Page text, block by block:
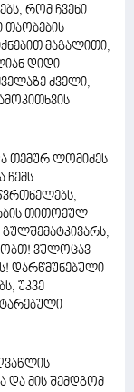
რომ ჩვენი
მაგალითი,
დიდი
ძველი,
თემურ ლომიძეს
ჩემს
თითოეულ
გულშემატკივარს,
ვულოცავ
დარწმუნებული
უკვე
და მის შემდგომ